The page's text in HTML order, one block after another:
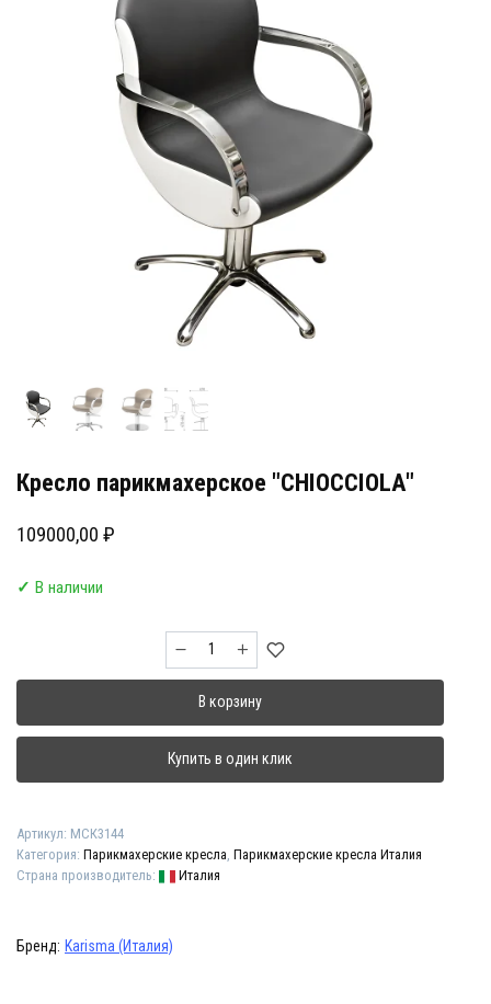
Кресло парикмахерское "CHIOCCIOLA"
109000,00 ₽
✓ В наличии
Количество
товара
парикмахерское
"CHIOCCIOLA"
В корзину
Купить в один клик
Артикул: МСК3144
Категория: Парикмахерские кресла Парикмахерские кресла Италия
Страна производитель:
Италия
Бренд: Karisma (Италия)